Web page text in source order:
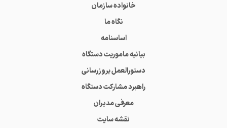
خانواده سازمان
نگاه ما
اساسنامه
بیانیه ماموریت دستگاه
دستورالعمل بروزرسانی
راهبرد مشارکت دستگاه
معرفی مدیران
نقشه سایت